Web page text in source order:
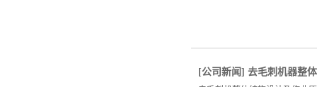
[公司新闻] 去毛刺机器整